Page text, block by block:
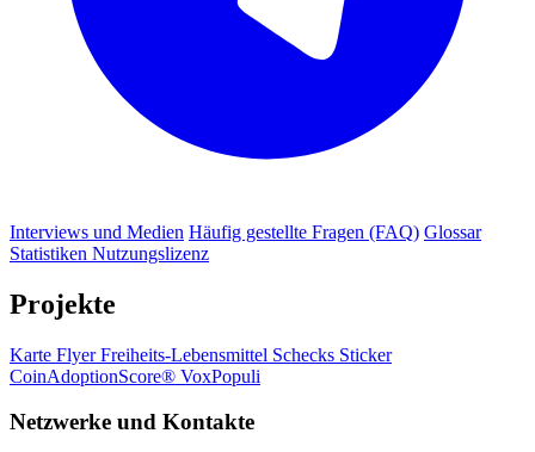
Interviews und Medien Häufig gestellte Fragen (FAQ) Glossar
Statistiken Nutzungslizenz
Projekte
Karte FlyerFreiheits-Lebensmittel Schecks Sticker
CoinAdoptionScore® VoxPopuli
Netzwerke und Kontakte